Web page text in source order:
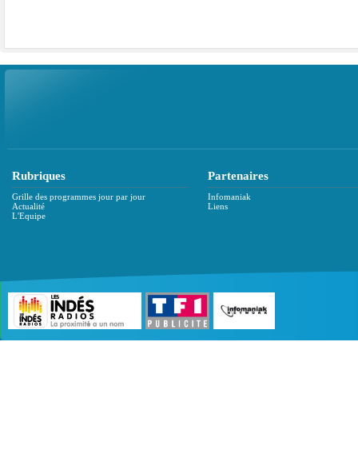
Rubriques
Grille des programmes jour par jour
Actualité
L'Equipe
Partenaires
Infomaniak
Liens